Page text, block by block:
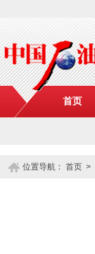
首页
位置导航： 首页 >